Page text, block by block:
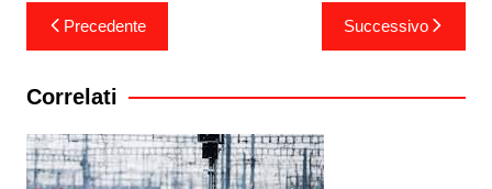
Navigazione
articoli
Precedente Successivo
Correlati